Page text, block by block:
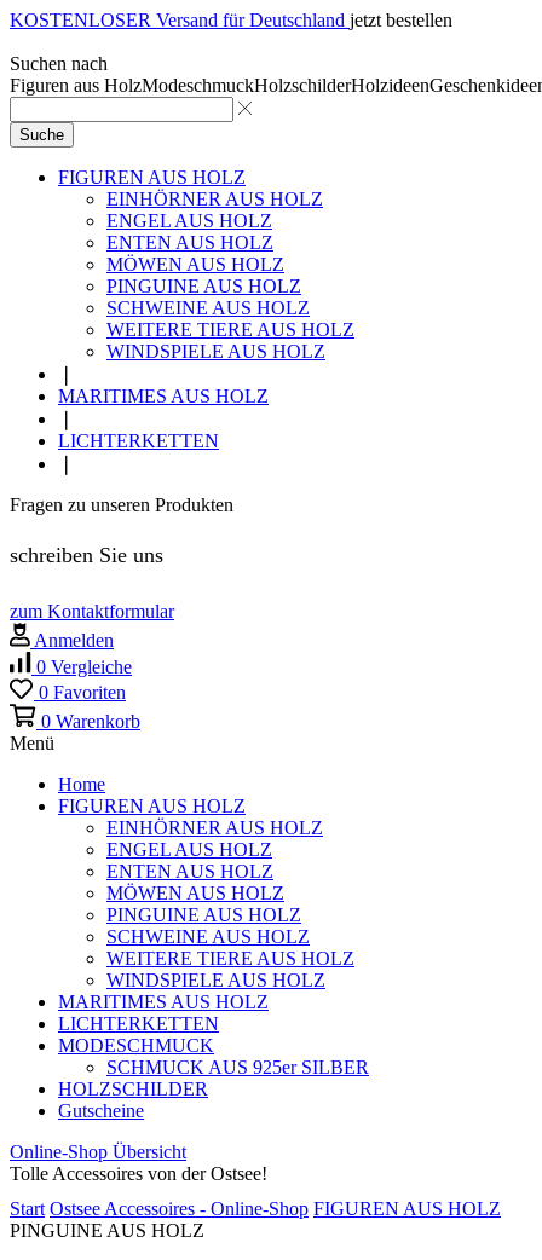
KOSTENLOSER Versand für Deutschland jetzt bestellen
Suchen nach
Figuren aus HolzModeschmuckHolzschilderHolzideen
Suche
FIGUREN AUS HOLZ
EINHÖRNER AUS HOLZ
ENGEL AUS HOLZ
ENTEN AUS HOLZ
MÖWEN AUS HOLZ
PINGUINE AUS HOLZ
SCHWEINE AUS HOLZ
WEITERE TIERE AUS HOLZ
WINDSPIELE AUS HOLZ
MARITIMES AUS HOLZ
LICHTERKETTEN
Fragen zu unseren Produkten
schreiben Sie uns
zum Kontaktformular
Anmelden
0 Vergleiche
0 Favoriten
0 Warenkorb
Menü
Home
FIGUREN AUS HOLZ
EINHÖRNER AUS HOLZ
ENGEL AUS HOLZ
ENTEN AUS HOLZ
MÖWEN AUS HOLZ
PINGUINE AUS HOLZ
SCHWEINE AUS HOLZ
WEITERE TIERE AUS HOLZ
WINDSPIELE AUS HOLZ
MARITIMES AUS HOLZ
LICHTERKETTEN
MODESCHMUCK
SCHMUCK AUS 925er SILBER
HOLZSCHILDER
Gutscheine
Online-Shop Übersicht
Tolle Accessoires von der Ostsee!
Start Ostsee Accessoires - Online-Shop FIGUREN AUS HOLZ
PINGUINE AUS HOLZ